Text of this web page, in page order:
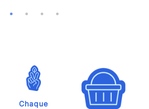
Chaque